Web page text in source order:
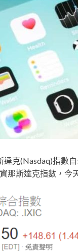
達克(Nasdaq)指數
那斯達克指數，今